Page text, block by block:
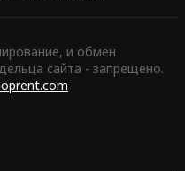
и обмен
сайта - запрещено.